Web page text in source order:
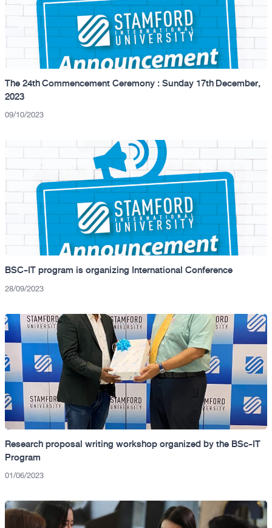
The 24th Commencement Ceremony : Sunday 17th December,
2023
09/10/2023
BSC-IT program is organizing International Conference
28/09/2023
Research proposal writing workshop organized by the BSc-IT
Program
01/06/2023